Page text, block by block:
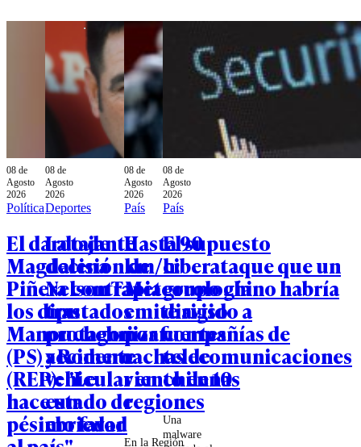
08 de
Agosto
2026
Política
El dardo de
Magdalena
Piñera contra
los diputados
Manouchehri
(PS) y Romero
(REP): "Le
hace un
pésimo favor
08 de
Agosto
2026
Deportes
La tajante
decisión de
Nelson Tapia
tras
protagonizar
accidente
vehicular en
estado de
ebriedad
08 de
Agosto
2026
País
Hasta 90
km/h:
Meteorología
emite aviso
por fuertes
rachas de
viento en 10
regiones
En la Región
08 de
Agosto
2026
País
El supuesto
ciberataque que un
grupo chino habría
dirigido a
compañías de
telecomunicaciones
chilenas
Una
malware